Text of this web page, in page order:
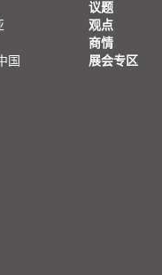
国
议题
观点
商情
展会专区